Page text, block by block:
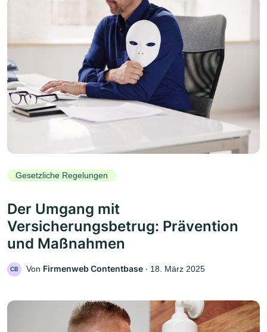
Gesetzliche Regelungen
Der Umgang mit
Versicherungsbetrug: Prävention
und Maßnahmen
CB Von Firmenweb Contentbase ‧ 18. März 2025